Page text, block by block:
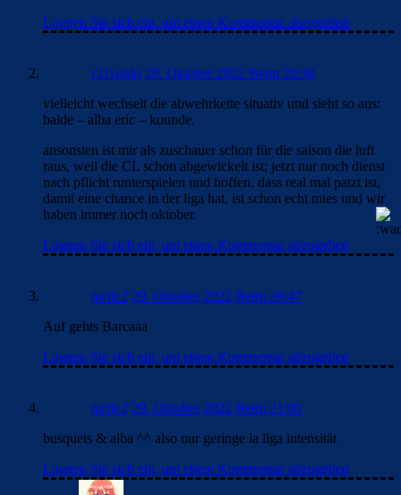
Loggen Sie sich ein, um einen Kommentar abzugeben
r11valdo 29. Oktober 2022 Beim 20:30
vielleicht wechselt die abwehrkette situativ und sieht so aus:
balde – alba eric – kounde.
ansonsten ist mir als zuschauer schon für die saison die luft
raus, weil die CL schon abgewickelt ist; jetzt nur noch dienst
nach pflicht runterspielen und hoffen, dass real mal patzt ist,
damit eine chance in der liga hat, ist schon echt mies und wir
haben immer noch oktober.
Loggen Sie sich ein, um einen Kommentar abzugeben
turtle2 29. Oktober 2022 Beim 20:47
Auf gehts Barcaaa
Loggen Sie sich ein, um einen Kommentar abzugeben
turtle2 29. Oktober 2022 Beim 21:00
busquets & alba ^^ also nur geringe la liga intensität
Loggen Sie sich ein, um einen Kommentar abzugeben